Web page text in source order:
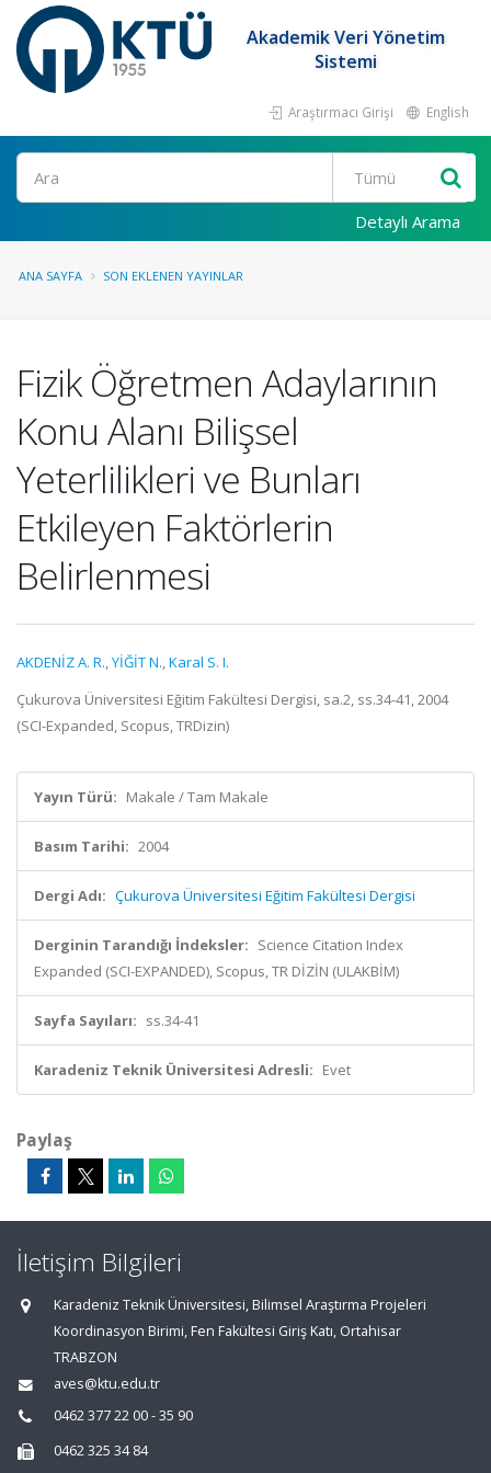
Akademik Veri Yönetim
Sistemi
Araştırmacı Girişi English
Ara
Detaylı Arama
ANA SAYFA SON EKLENEN YAYINLAR
Fizik Öğretmen Adaylarının
Konu Alanı Bilişsel
Yeterlilikleri ve Bunları
Etkileyen Faktörlerin
Belirlenmesi
AKDENİZ A. R.,YİĞİT N.,Karal S. I.
Çukurova Üniversitesi Eğitim Fakültesi Dergisi, sa.2, ss.34-41, 2004
(SCI-Expanded, Scopus, TRDizin)
Yayın Türü: Makale / Tam Makale
Basım Tarihi: 2004
Dergi Adı: Çukurova Üniversitesi Eğitim Fakültesi Dergisi
Derginin Tarandığı İndeksler: Science Citation Index
Expanded (SCI-EXPANDED), Scopus, TR DİZİN (ULAKBİM)
Sayfa Sayıları: ss.34-41
Karadeniz Teknik Üniversitesi Adresli: Evet
Paylaş
İletişim Bilgileri
Karadeniz Teknik Üniversitesi, Bilimsel Araştırma Projeleri
Koordinasyon Birimi, Fen Fakültesi Giriş Katı, Ortahisar
TRABZON
aves@ktu.edu.tr
0462 377 22 00 - 35 90
0462 325 34 84